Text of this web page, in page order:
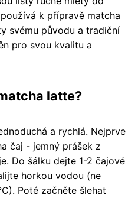
k přípravě matcha
svému původu a tradiční
pro svou kvalitu a
latte?
a rychlá. Nejprve
čaj - jemný prášek z
Do šálku dejte 1-2 čajové
horkou vodou (ne
Poté začněte šlehat